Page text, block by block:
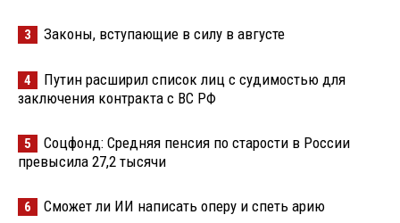
3 Законы, вступающие в силу в августе
4
Путин расширил список лиц с судимостью для
заключения контракта с ВС РФ
5
Соцфонд: Средняя пенсия по старости в России
превысила 27,2 тысячи
6 Сможет ли ИИ написать оперу и спеть арию